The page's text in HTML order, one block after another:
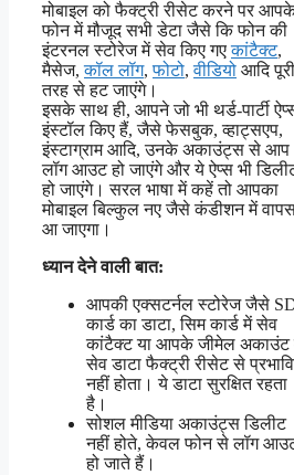
मोबाइल को फैक्ट्री रीसेट करने पर
फोन में मौजूद सभी डेटा जैसे कि फोन की
इंटरनल स्टोरेज में सेव किए गएकांटैक्ट,
मैसेज,कॉल लॉग,फोटो,वीडियो आदि पूरी
तरह से हट जाएंगे।
इसके साथ ही, आपने जो भी थर्ड-पार्टी
इंस्टॉल किए हैं, जैसे फेसबुक, व्हाट्सएप,
इंस्टाग्राम आदि, उनके अकाउंट्स से आप
लॉग आउट हो जाएंगे और ये ऐप्स भी
हो जाएंगे। सरल भाषा में कहें तो आपका
मोबाइल बिल्कुल नए जैसे कंडीशन में
आ जाएगा।
ध्यान देने वाली बात:
आपकी एक्सटर्नल स्टोरेज जैसे
कार्ड का डाटा, सिम कार्ड में सेव
कांटैक्ट या आपके जीमेल अकाउंट
सेव डाटा फैक्ट्री रीसेट से
नहीं होता। ये डाटा सुरक्षित रहता
है।
सोशल मीडिया अकाउंट्स डिलीट
नहीं होते, केवल फोन से लॉग
हो जाते हैं।